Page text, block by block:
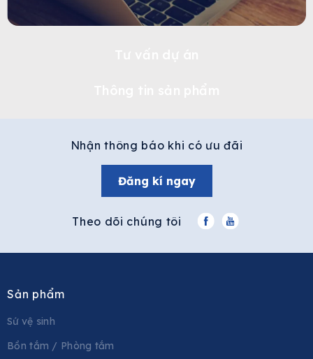
Nhận thông báo khi có ưu đãi
Đăng kí ngay
Theo dõi chúng tôi
Sản phẩm
Sứ vệ sinh
Bồn tắm / Phòng tắm